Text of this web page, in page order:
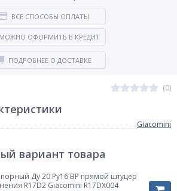
(0)
ВСЕ СПОСОБЫ ОПЛАТЫ
МОЖНО ОФОРМИТЬ В КРЕДИТ
ПОДРОБНЕЕ О ДОСТАВКЕ
Giacomini
вариант товара
Ду 20 Ру16 ВР прямой штуцер
R17D2 Giacomini R17DX004